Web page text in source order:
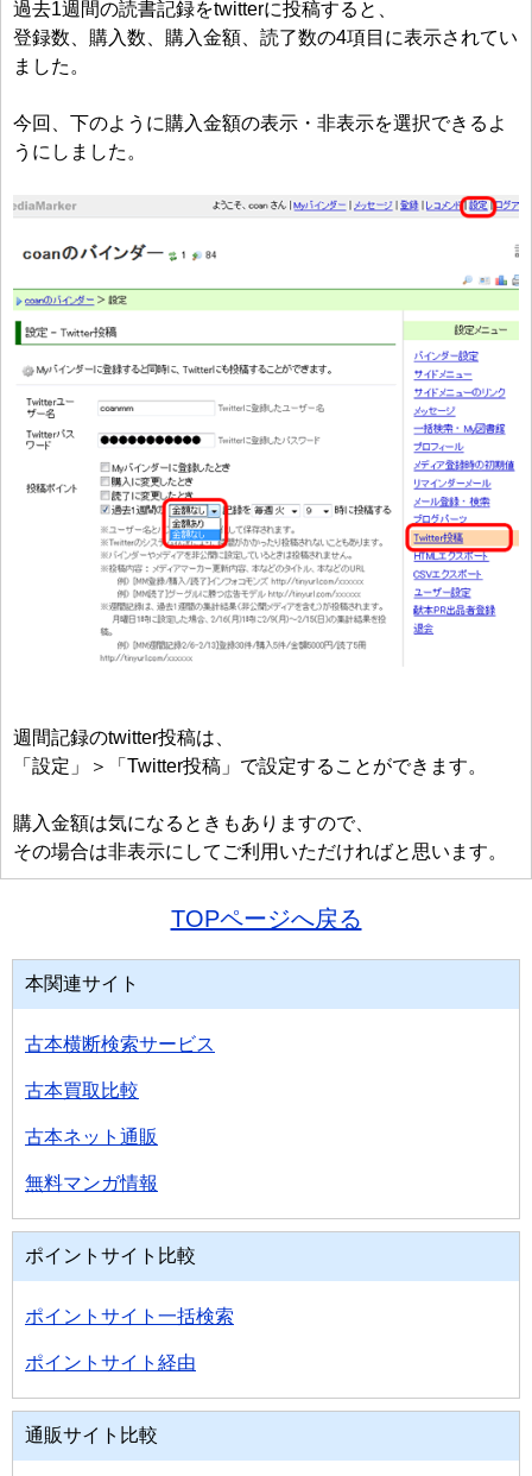
過去1週間の読書記録をtwitterに投稿すると、
登録数、購入数、購入金額、読了数の4項目に表示されてい
ました。
今回、下のように購入金額の表示・非表示を選択できるよ
うにしました。
週間記録のtwitter投稿は、
「設定」＞「Twitter投稿」で設定することができます。
購入金額は気になるときもありますので、
その場合は非表示にしてご利用いただければと思います。
TOPページへ戻る
本関連サイト
古本横断検索サービス
古本買取比較
古本ネット通販
無料マンガ情報
ポイントサイト比較
ポイントサイト一括検索
ポイントサイト経由
通販サイト比較